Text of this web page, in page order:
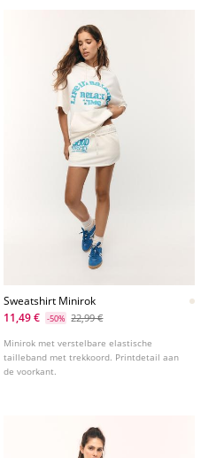
Sweatshirt Minirok
11,49 €
-50% 22,99 €
Minirok met verstelbare elastische
tailleband met trekkoord. Printdetail aan
de voorkant.